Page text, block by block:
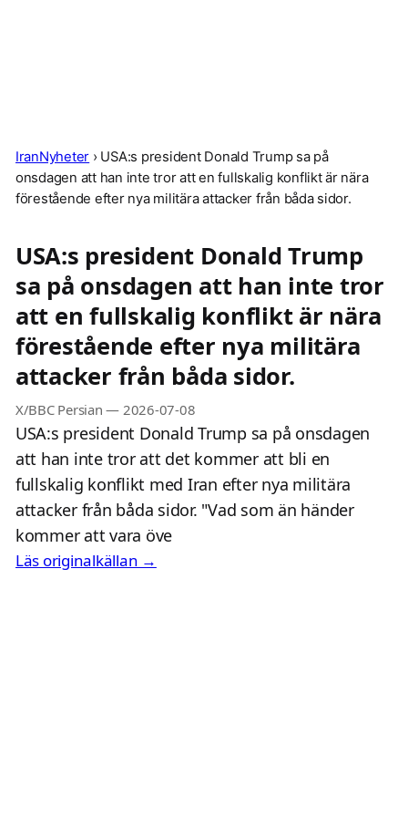
IranNyheter › USA:s president Donald Trump sa på
onsdagen att han inte tror att en fullskalig konflikt är nära
förestående efter nya militära attacker från båda sidor.
USA:s president Donald Trump
sa på onsdagen att han inte tror
att en fullskalig konflikt är nära
förestående efter nya militära
attacker från båda sidor.
X/BBC Persian — 2026-07-08
USA:s president Donald Trump sa på onsdagen
att han inte tror att det kommer att bli en
fullskalig konflikt med Iran efter nya militära
attacker från båda sidor. "Vad som än händer
kommer att vara öve
Läs originalkällan →